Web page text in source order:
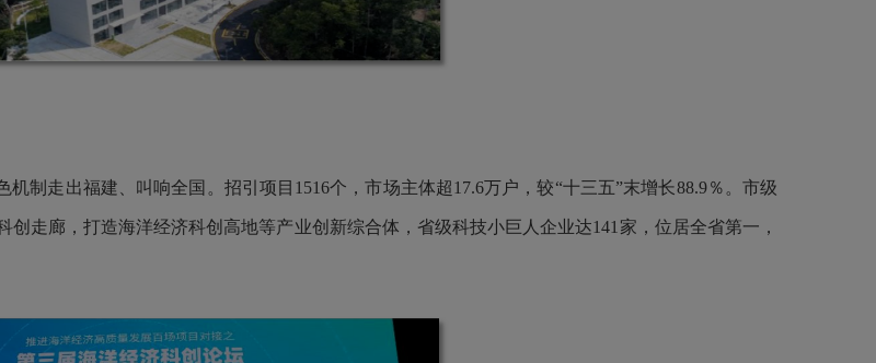
制走出福建、叫响全国。招引项目1516个，市场主体超17.6万户，较“十三五”末增长88.9％。市级
走廊，打造海洋经济科创高地等产业创新综合体，省级科技小巨人企业达141家，位居全省第一，